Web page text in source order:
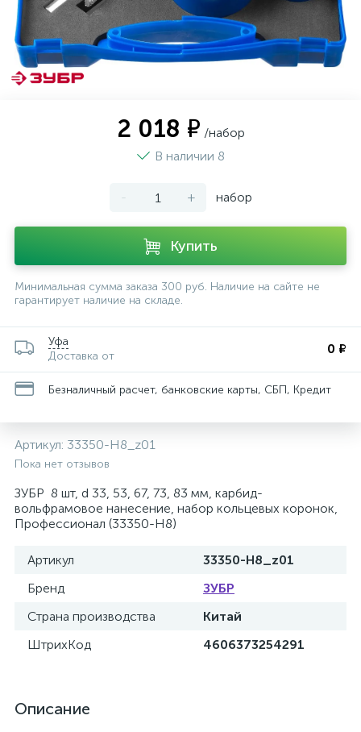
2 018 ₽ /набор
В наличии 8
- + набор
Купить
Минимальная сумма заказа 300 руб. Наличие на сайте не
гарантирует наличие на складе.
Уфа
Доставка от
0 ₽
Безналичный расчет, банковские карты, СБП, Кредит
Артикул: 33350-H8_z01
Пока нет отзывов
ЗУБР 8 шт, d 33, 53, 67, 73, 83 мм, карбид-
вольфрамовое нанесение, набор кольцевых коронок,
Профессионал (33350-H8)
Артикул
33350-H8_z01
Бренд
ЗУБР
Страна производства
Китай
ШтрихКод
4606373254291
Описание